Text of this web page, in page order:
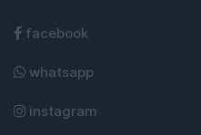
facebook
whatsapp
instagram